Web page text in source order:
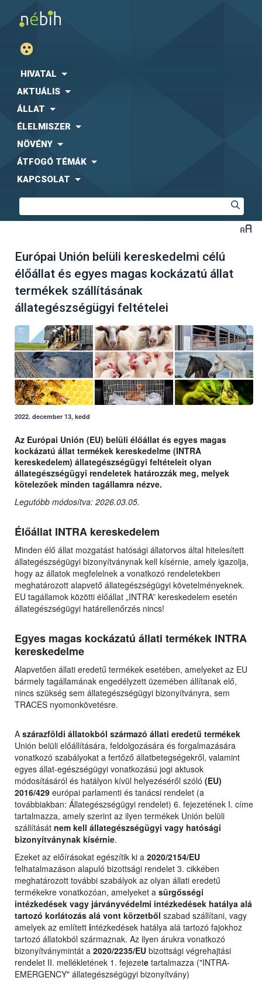
HIVATAL
AKTUÁLIS
ÁLLAT
ÉLELMISZER
NÖVÉNY
ÁTFOGÓ TÉMÁK
KAPCSOLAT
Európai Unión belüli kereskedelmi célú
élőállat és egyes magas kockázatú állat
termékek szállításának
állategészségügyi feltételei
2022. december 13, kedd
Az Európai Unión (EU) belüli élőállat és egyes magas
kockázatú állat termékek kereskedelme (INTRA
kereskedelem) állategészségügyi feltételeit olyan
állategészségügyi rendeletek határozzák meg, melyek
kötelezőek minden tagállamra nézve.
Legutóbb módosítva: 2026.03.05.
Élőállat INTRA kereskedelem
Minden élő állat mozgatást hatósági állatorvos által hitelesített
állategészségügyi bizonyítványnak kell kísérnie, amely igazolja,
hogy az állatok megfelelnek a vonatkozó rendeletekben
meghatározott alapvető állategészségügyi követelményeknek.
EU tagállamok közötti élőállat „INTRA” kereskedelem esetén
állategészségügyi határellenőrzés nincs!
Egyes magas kockázatú állati termékek INTRA
kereskedelme
Alapvetően állati eredetű termékek esetében, amelyeket az EU
bármely tagállamának engedélyzett üzemében állítanak elő,
nincs szükség sem állategészségügyi bizonyítványra, sem
TRACES nyomonkövetésre.
A szárazföldi állatokból származó állati eredetű termékek
Unión belüli előállítására, feldolgozására és forgalmazására
vonatkozó szabályokat a fertőző állatbetegségekről, valamint
egyes állat-egészségügyi vonatkozású jogi aktusok
módosításáról és hatályon kívül helyezéséről szóló (EU)
2016/429 európai parlamenti és tanácsi rendelet (a
továbbiakban: Állategészségügyi rendelet) 6. fejezetének I. címe
tartalmazza, amely szerint az ilyen termékek Unión belüli
szállítását nem kell állategészségügyi vagy hatósági
bizonyítványnak kísérnie.
Ezeket az előírásokat egészítik ki a 2020/2154/EU
felhatalmazáson alapuló bizottsági rendelet 3. cikkében
meghatározott további szabályok az olyan állati eredetű
termékekre vonatkozóan, amelyeket a sürgősségi
intézkedések vagy járványvédelmi intézkedések hatálya alá
tartozó korlátozás alá vont körzetből szabad szállítani, vagy
amelyek az említett intézkedések hatálya alá tartozó fajokhoz
tartozó állatokból származnak. Az ilyen árukra vonatkozó
bizonyítványmintát a 2020/2235/EU bizottsági végrehajtási
rendelet II. mellékletének 1. fejezete tartalmazza ("INTRA-
EMERGENCY" állategészségügyi bizonyítvány)